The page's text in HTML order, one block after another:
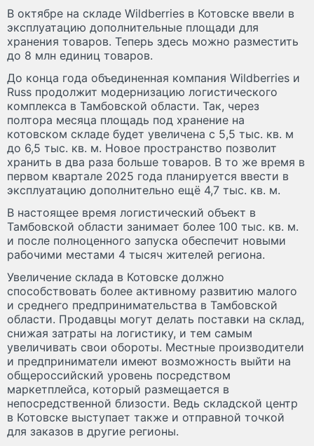
В октябре на складе Wildberries в Котовске ввели в
эксплуатацию дополнительные площади для
хранения товаров. Теперь здесь можно разместить
до 8 млн единиц товаров.
До конца года объединенная компания Wildberries и
Russ продолжит модернизацию логистического
комплекса в Тамбовской области. Так, через
полтора месяца площадь под хранение на
котовском складе будет увеличена с 5,5 тыс. кв. м
до 6,5 тыс. кв. м. Новое пространство позволит
хранить в два раза больше товаров. В то же время в
первом квартале 2025 года планируется ввести в
эксплуатацию дополнительно ещё 4,7 тыс. кв. м.
В настоящее время логистический объект в
Тамбовской области занимает более 100 тыс. кв. м.
и после полноценного запуска обеспечит новыми
рабочими местами 4 тысяч жителей региона.
Увеличение склада в Котовске должно
способствовать более активному развитию малого
и среднего предпринимательства в Тамбовской
области. Продавцы могут делать поставки на склад,
снижая затраты на логистику, и тем самым
увеличивать свои обороты. Местные производители
и предприниматели имеют возможность выйти на
общероссийский уровень посредством
маркетплейса, который размещается в
непосредственной близости. Ведь складской центр
в Котовске выступает также и отправной точкой
для заказов в другие регионы.